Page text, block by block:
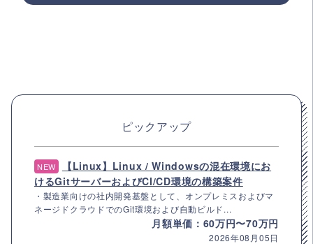
ピックアップ
NEW
【Linux】Linux / Windowsの混在環境にお
けるGitサーバーおよびCI/CD環境の構築案件
・製造業向けの社内開発基盤として、オンプレミスおよびマ
ネージドクラウドでのGit環境および自動ビルド...
月額単価：60万円〜70万円
2026年08月05日